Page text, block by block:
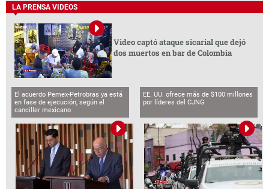
LA PRENSA VIDEOS
Video captó ataque sicarial que dejó
dos muertos en bar de Colombia
El acuerdo Pemex-Petrobras ya está
en fase de ejecución, según el
canciller mexicano
EE. UU. ofrece más de $100 millones
por líderes del CJNG